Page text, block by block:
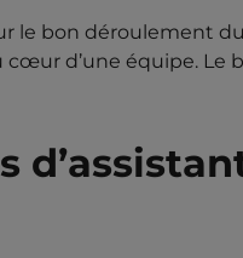
le bon déroulement
d’une équipe. Le